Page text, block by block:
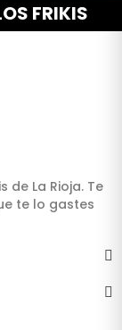
FRIKIS
de La Rioja. Te
te lo gastes